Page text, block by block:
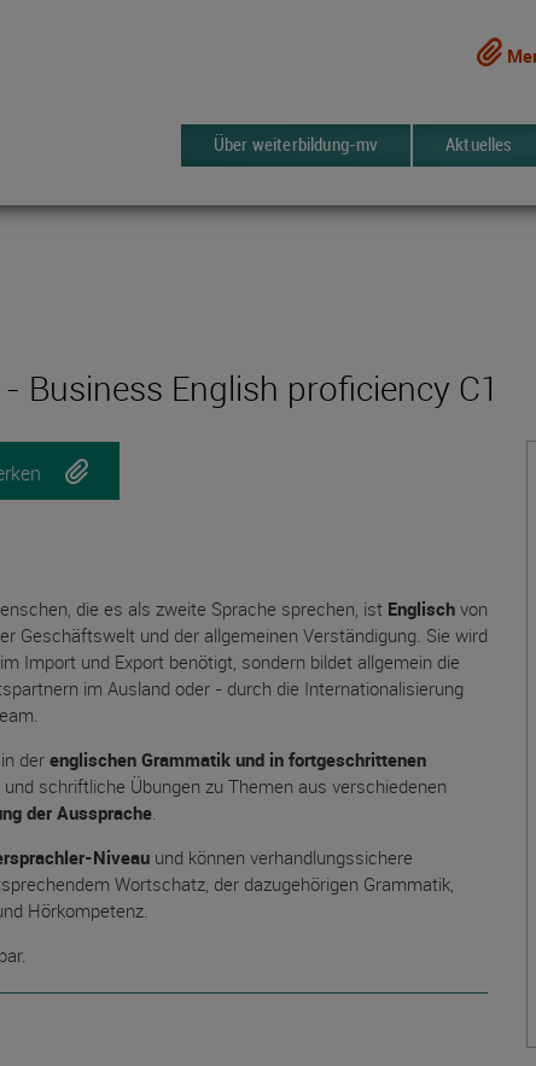
Über weiterbildung-mv Aktuelles
English proficiency C1
die es als zweite Sprache sprechen, ist Englisch von
Geschäftswelt und der allgemeinen Verständigung. Sie wird
Import und Export benötigt, sondern bildet allgemein die
im Ausland oder - durch die Internationalisierung
der englischen Grammatik und in fortgeschrittenen
schriftliche Übungen zu Themen aus verschiedenen
der Aussprache.
Niveau und können verhandlungssichere
Wortschatz, der dazugehörigen Grammatik,
Hörkompetenz.